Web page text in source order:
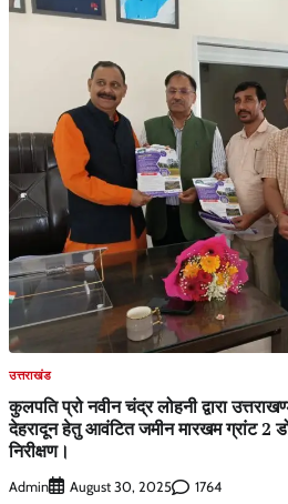
उत्तराखंड
कुलपति प्रो नवीन चंद्र लोहनी द्वारा
देहरादून हेतु आवंटित जमीन मारखम ग्रांट 2
निरीक्षण।
Admin August 30, 2025 1764